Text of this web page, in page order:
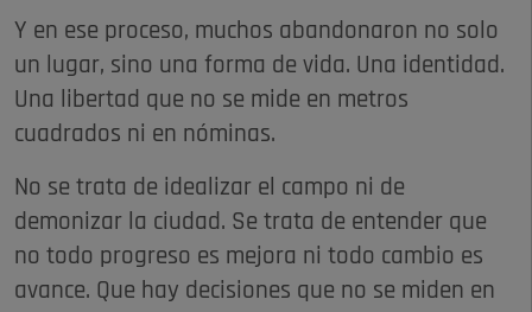
Y en ese proceso, muchos abandonaron no solo
un lugar, sino una forma de vida. Una identidad.
Una libertad que no se mide en metros
cuadrados ni en nóminas.
No se trata de idealizar el campo ni de
demonizar la ciudad. Se trata de entender que
no todo progreso es mejora ni todo cambio es
avance. Que hay decisiones que no se miden en